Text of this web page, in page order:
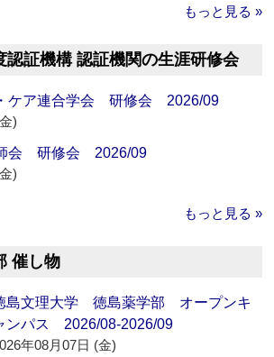
もっと見る »
認証機構 認証機関の生涯研修会
ケア連合学会 研修会 2026/09
)
会 研修会 2026/09
)
もっと見る »
催し物
島文理大学 徳島薬学部 オープンキ
ンパス 2026/08-2026/09
年08月07日 (金)